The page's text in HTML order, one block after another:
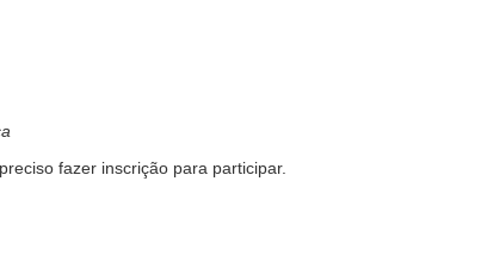
fazer inscrição para participar.